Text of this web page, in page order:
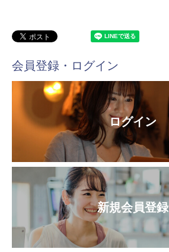
会員登録・ログイン
ログイン
新規会員登録